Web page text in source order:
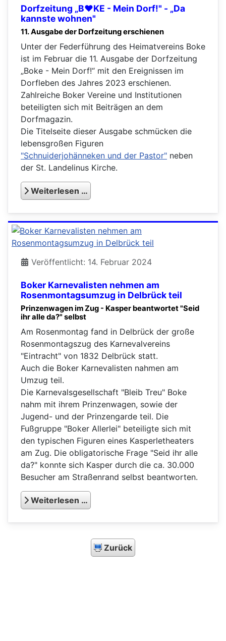
Dorfzeitung „B❤KE - Mein Dorf!" - „Da
kannste wohnen"
11. Ausgabe der Dorfzeitung erschienen
Unter der Federführung des Heimatvereins Boke
ist im Februar die 11. Ausgabe der Dorfzeitung
„Boke - Mein Dorf!“ mit den Ereignissen im
Dorfleben des Jahres 2023 erschienen.
Zahlreiche Boker Vereine und Institutionen
beteiligten sich mit Beiträgen an dem
Dorfmagazin.
Die Titelseite dieser Ausgabe schmücken die
lebensgroßen Figuren
"Schnuiderjohänneken und der Pastor" neben
der St. Landelinus Kirche.
Weiterlesen …
Boker Karnevalisten nehmen am
Rosenmontagsumzug in Delbrück teil
Veröffentlicht: 14. Februar 2024
Prinzenwagen im Zug - Kasper beantwortet "Seid
ihr alle da?" selbst
Am Rosenmontag fand in Delbrück der große
Rosenmontagszug des Karnevalvereins
"Eintracht" von 1832 Delbrück statt.
Auch die Boker Karnevalisten nahmen am
Umzug teil.
Die Karnevalsgesellschaft "Bleib Treu" Boke
nahm mit ihrem Prinzenwagen, sowie der
Jugend- und der Prinzengarde teil. Die
Fußgruppe "Boker Allerlei" beteiligte sich mit
den typischen Figuren eines Kasperletheaters
am Zug. Die obligatorische Frage "Seid ihr alle
da?" konnte sich Kasper durch die ca. 30.000
Besucher am Straßenrand selbst beantworten.
Weiterlesen …
Zurück